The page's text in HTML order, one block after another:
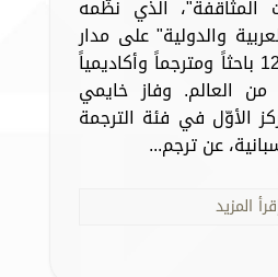
المثاقفة"، الذي نظّمه
والدولية" على مدار
يومين، بمشاركة 120 باحثاً ومترجماً وأكاديمياً
العالم. وفاز خايمي
الأوّل في فئة الترجمة
عن ترجم...
المزيد